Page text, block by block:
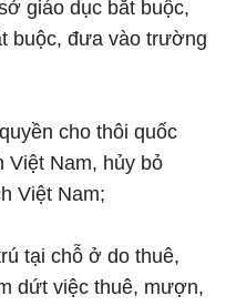
giáo dục bắt buộc,
buộc, đưa vào trường
cho thôi quốc
Việt Nam, hủy bỏ
Việt Nam;
tại chỗ ở do thuê,
dứt việc thuê, mượn,